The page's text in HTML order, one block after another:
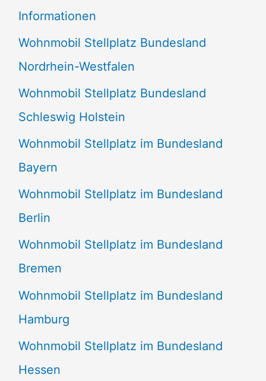
n
n
a
c
h
:
Informationen
Wohnmobil Stellplatz Bundesland
Nordrhein-Westfalen
Wohnmobil Stellplatz Bundesland
Schleswig Holstein
Wohnmobil Stellplatz im Bundesland
Bayern
Wohnmobil Stellplatz im Bundesland
Berlin
Wohnmobil Stellplatz im Bundesland
Bremen
Wohnmobil Stellplatz im Bundesland
Hamburg
Wohnmobil Stellplatz im Bundesland
Hessen